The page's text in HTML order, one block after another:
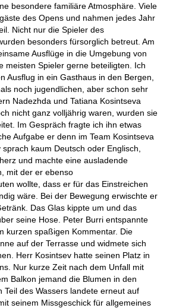
besondere familiäre Atmosphäre. Viele
des Opens und nahmen jedes Jahr
Nicht nur die Spieler des
besonders fürsorglich betreut. Am
Ausflüge in die Umgebung von
meisten Spieler gerne beteiligten. Ich
Ausflug in ein Gasthaus in den Bergen,
noch jugendlichen, aber schon sehr
Nadezhda und Tatiana Kosintseva
nicht ganz volljährig waren, wurden sie
Im Gespräch fragte ich ihn etwas
Aufgabe er denn im Team Kosintseva
kaum Deutsch oder Englisch,
und machte eine ausladende
mit der er ebenso
wollte, dass er für das Einstreichen
wäre. Bei der Bewegung erwischte er
Das Glas kippte um und das
seine Hose. Peter Burri entspannte
kurzen spaßigen Kommentar. Die
auf der Terrasse und widmete sich
Herr Kosintsev hatte seinen Platz in
Nur kurze Zeit nach dem Unfall mit
Balkon jemand die Blumen in den
Teil des Wassers landete erneut auf
seinem Missgeschick für allgemeines